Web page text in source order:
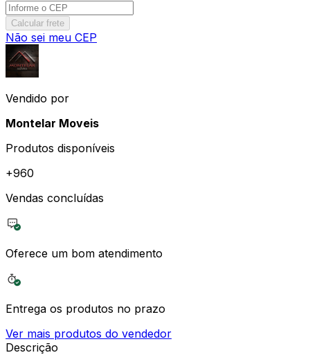
Calcular frete
Não sei meu CEP
Vendido por
Montelar Moveis
Produtos disponíveis
+960
Vendas concluídas
Oferece um bom atendimento
Entrega os produtos no prazo
Ver mais produtos do vendedor
Descrição